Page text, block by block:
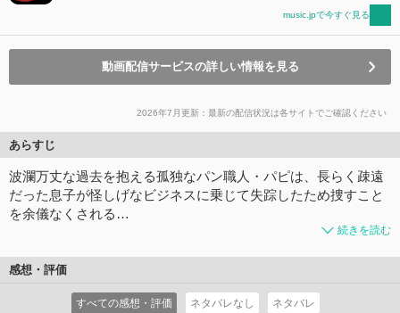
music.jpで今すぐ見る
動画配信サービスの詳しい情報を見る
2026年7月更新：最新の配信状況は各サイトでご確認ください
あらすじ
波瀾万丈な過去を抱える孤独なパン職人・パピは、長らく疎遠
だった息子が怪しげなビジネスに乗じて失踪したため捜すこと
を余儀なくされる…
続きを読む
感想・評価
すべての感想・評価 ネタバレなし ネタバレ